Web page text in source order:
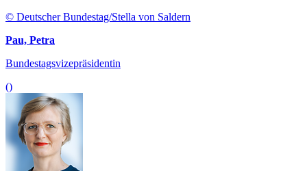
© Deutscher Bundestag/Stella von Saldern
Pau, Petra
Bundestagsvizepräsidentin
()